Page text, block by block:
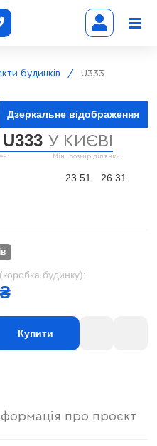
будинків U333
Дзеркальне відображення
U333 У КИЄВІ
Мін. розмір ділянки:
23.51 26.31
будинку):
₴
Купити
про проєкт